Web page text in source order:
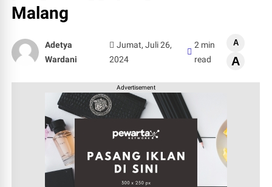
Malang
Adetya
Wardani
Jumat, Juli 26,
2024
2 min
read
A
A
Advertisement